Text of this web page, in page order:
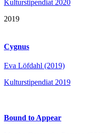
Kulturstipendiat 2020
2019
Cygnus
Eva Löfdahl (2019)
Kulturstipendiat 2019
Bound to Appear